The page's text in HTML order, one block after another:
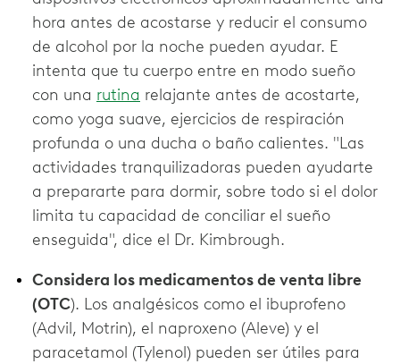
hora antes de acostarse y reducir el consumo
de alcohol por la noche pueden ayudar. E
intenta que tu cuerpo entre en modo sueño
con una rutina relajante antes de acostarte,
como yoga suave, ejercicios de respiración
profunda o una ducha o baño calientes. "Las
actividades tranquilizadoras pueden ayudarte
a prepararte para dormir, sobre todo si el dolor
limita tu capacidad de conciliar el sueño
enseguida", dice el Dr. Kimbrough.
Considera los medicamentos de venta libre
(OTC). Los analgésicos como el ibuprofeno
(Advil, Motrin), el naproxeno (Aleve) y el
paracetamol (Tylenol) pueden ser útiles para